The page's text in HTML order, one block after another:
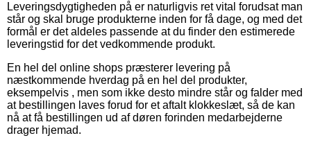
Leveringsdygtigheden på er naturligvis ret vital forudsat man
står og skal bruge produkterne inden for få dage, og med det
formål er det aldeles passende at du finder den estimerede
leveringstid for det vedkommende produkt.
En hel del online shops præsterer levering på
næstkommende hverdag på en hel del produkter,
eksempelvis , men som ikke desto mindre står og falder med
at bestillingen laves forud for et aftalt klokkeslæt, så de kan
nå at få bestillingen ud af døren forinden medarbejderne
drager hjemad.